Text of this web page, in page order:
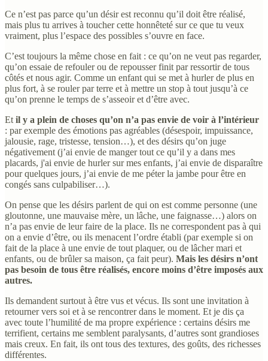
Ce n’est pas parce qu’un désir est reconnu qu’il doit être réalisé,
mais plus tu arrives à toucher cette honnêteté sur ce que tu veux
vraiment, plus l’espace des possibles s’ouvre en face.
C’est toujours la même chose en fait : ce qu’on ne veut pas regarder,
qu’on essaie de refouler ou de repousser finit par ressortir de tous
côtés et nous agir. Comme un enfant qui se met à hurler de plus en
plus fort, à se rouler par terre et à mettre un stop à tout jusqu’à ce
qu’on prenne le temps de s’asseoir et d’être avec.
Et il y a plein de choses qu’on n’a pas envie de voir à l’intérieur
: par exemple des émotions pas agréables (désespoir, impuissance,
jalousie, rage, tristesse, tension…), et des désirs qu’on juge
négativement (j’ai envie de manger tout ce qu’il y a dans mes
placards, j'ai envie de hurler sur mes enfants, j’ai envie de disparaître
pour quelques jours, j’ai envie de me péter la jambe pour être en
congés sans culpabiliser…).
On pense que les désirs parlent de qui on est comme personne (une
gloutonne, une mauvaise mère, un lâche, une faignasse…) alors on
n’a pas envie de leur faire de la place. Ils ne correspondent pas à qui
on a envie d’être, ou ils menacent l’ordre établi (par exemple si on
fait de la place à une envie de tout plaquer, ou de lâcher mari et
enfants, ou de brûler sa maison, ça fait peur). Mais les désirs n’ont
pas besoin de tous être réalisés, encore moins d’être imposés aux
autres.
Ils demandent surtout à être vus et vécus. Ils sont une invitation à
retourner vers soi et à se rencontrer dans le moment. Et je dis ça
avec toute l’humilité de ma propre expérience : certains désirs me
terrifient, certains me semblent paralysants, d’autres sont grandioses
mais creux. En fait, ils ont tous des textures, des goûts, des richesses
différentes.